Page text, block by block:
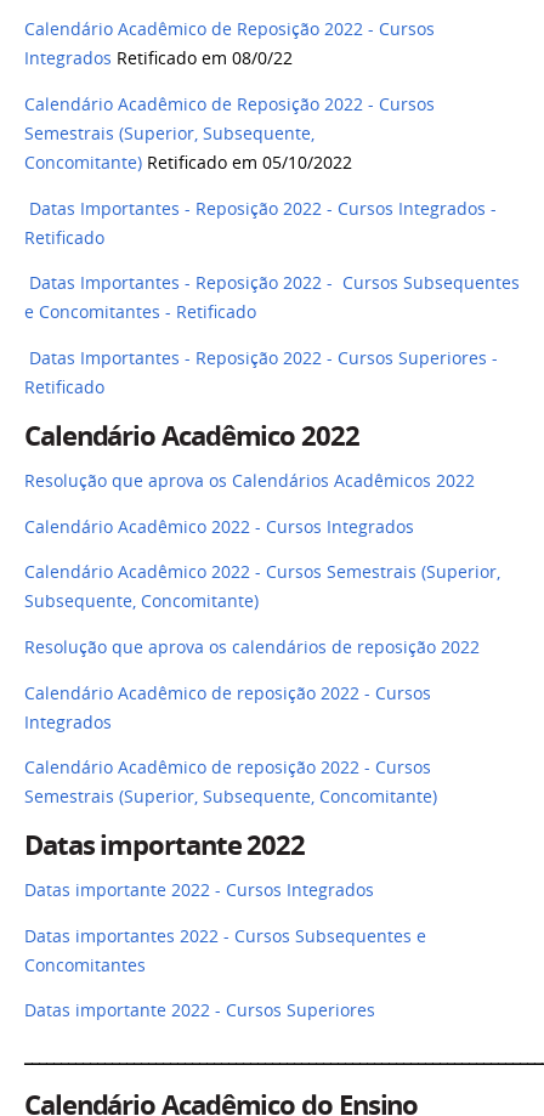
Calendário Acadêmico de Reposição 2022 - Cursos
Integrados Retificado em 08/0/22
Calendário Acadêmico de Reposição 2022 - Cursos
Semestrais (Superior, Subsequente,
Concomitante) Retificado em 05/10/2022
Datas Importantes - Reposição 2022 - Cursos Integrados -
Retificado
Datas Importantes - Reposição 2022 - Cursos Subsequentes
e Concomitantes - Retificado
Datas Importantes - Reposição 2022 - Cursos Superiores -
Retificado
Calendário Acadêmico 2022
Resolução que aprova os Calendários Acadêmicos 2022
Calendário Acadêmico 2022 - Cursos Integrados
Calendário Acadêmico 2022 - Cursos Semestrais (Superior,
Subsequente, Concomitante)
Resolução que aprova os calendários de reposição 2022
Calendário Acadêmico de reposição 2022 - Cursos
Integrados
Calendário Acadêmico de reposição 2022 - Cursos
Semestrais (Superior, Subsequente, Concomitante)
Datas importante 2022
Datas importante 2022 - Cursos Integrados
Datas importantes 2022 - Cursos Subsequentes e
Concomitantes
Datas importante 2022 - Cursos Superiores
Calendário Acadêmico do Ensino